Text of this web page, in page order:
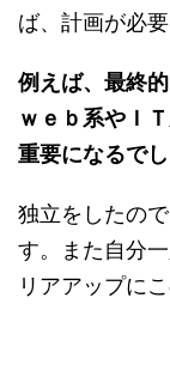
ば、計画が必要
例えば、最終
ｗｅｂ系やＩ
重要になるでし
独立をしたの
す。また自分
リアアップに